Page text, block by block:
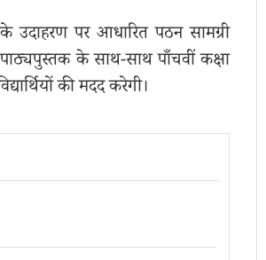
पर आधारित पठन सामग्री
के साथ-साथ पाँचवीं कक्षा
की मदद करेगी।